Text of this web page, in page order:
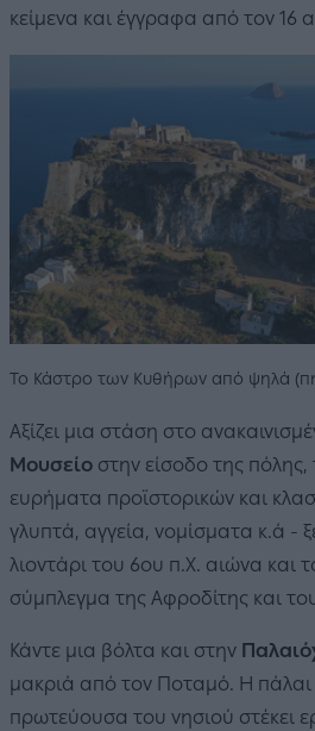
κείμενα και έγγραφα από τον 16
Το Κάστρο των Κυθήρων από ψηλά
Αξίζει μια στάση στο
Μουσείο στην είσοδο της πόλης,
ευρήματα προϊστορικών και
γλυπτά, αγγεία, νομίσματα κ.ά -
λιοντάρι του 6ου π.Χ. αιώνα και
σύμπλεγμα της Αφροδίτης και
Κάντε μια βόλτα και στην
μακριά από τον Ποταμό. Η πάλαι
πρωτεύουσα του νησιού στέκει